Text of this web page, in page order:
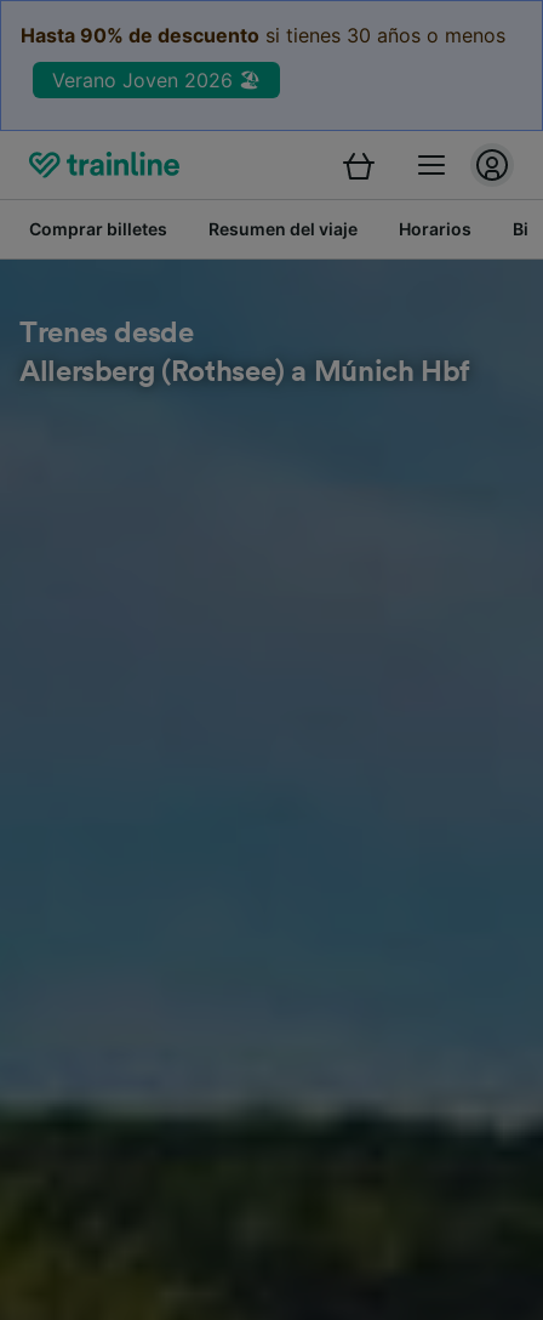
Hasta 90% de descuento si tienes 30 años o menos
Verano Joven 2026 🏖️
Comprar billetes Resumen del viaje Horarios
Trenes desde
Allersberg (Rothsee) a Múnich Hbf